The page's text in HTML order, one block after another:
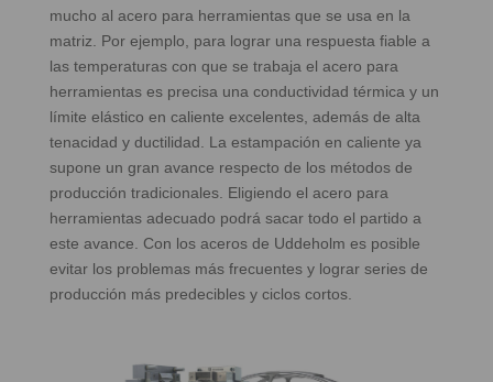
mucho al acero para herramientas que se usa en la
matriz. Por ejemplo, para lograr una respuesta fiable a
las temperaturas con que se trabaja el acero para
herramientas es precisa una conductividad térmica y un
límite elástico en caliente excelentes, además de alta
tenacidad y ductilidad. La estampación en caliente ya
supone un gran avance respecto de los métodos de
producción tradicionales. Eligiendo el acero para
herramientas adecuado podrá sacar todo el partido a
este avance. Con los aceros de Uddeholm es posible
evitar los problemas más frecuentes y lograr series de
producción más predecibles y ciclos cortos.